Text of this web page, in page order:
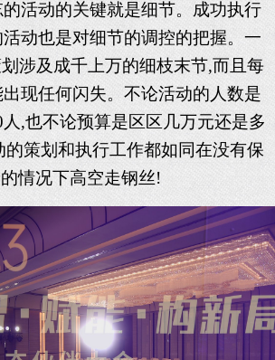
活动的关键就是细节。成功执行
动也是对细节的调控的把握。一
涉及成千上万的细枝末节,而且每
现任何闪失。不论活动的人数是
人,也不论预算是区区几万元还是多
的策划和执行工作都如同在没有保
情况下高空走钢丝!